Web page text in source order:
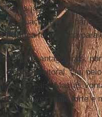
já ocuparam uma
A atuação dessa
Públicafoi didática para
antagônicos,
disputa eleitoral. Ou,
do país. Mas as
cada vez mais forte e